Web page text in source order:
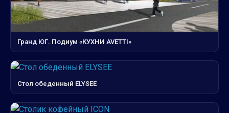
Гранд ЮГ. Подиум «КУХНИ AVETTI»
Стол обеденный ELYSEE